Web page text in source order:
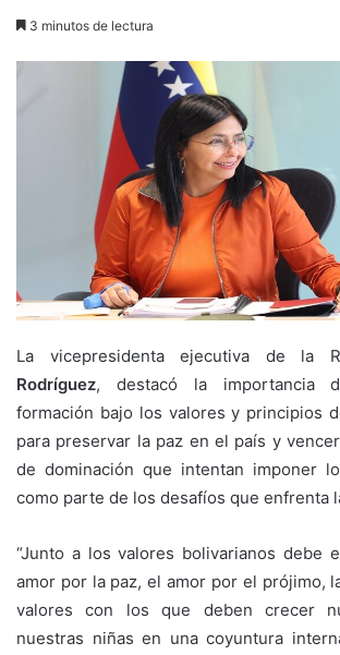
3 minutos de lectura
La vicepresidenta ejecutiva de la
Rodríguez, destacó la importancia
formación bajo los valores y principios
para preservar la paz en el país y
de dominación que intentan imponer
como parte de los desafíos que enfrenta
“Junto a los valores bolivarianos debe
amor por la paz, el amor por el prójimo,
valores con los que deben crecer
nuestras niñas en una coyuntura